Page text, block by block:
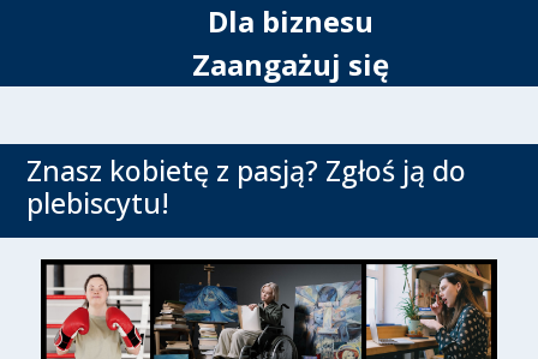
Dla biznesu
Zaangażuj się
Znasz kobietę z pasją? Zgłoś ją do
plebiscytu!